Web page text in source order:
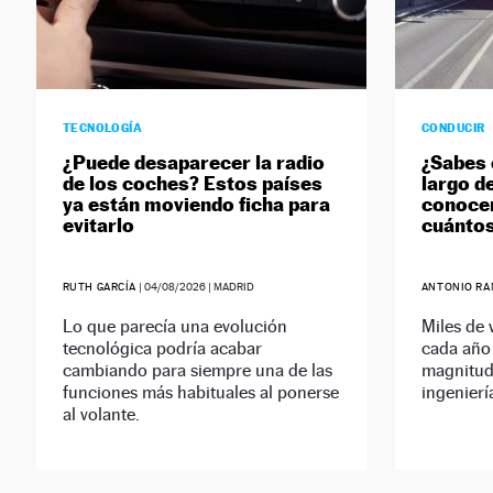
TECNOLOGÍA
¿Puede desaparecer la radio
de los coches? Estos países
ya están moviendo ficha para
evitarlo
RUTH GARCÍA |04/08/2026 | MADRID
Lo que parecía una evolución
tecnológica podría acabar
cambiando para siempre una de las
funciones más habituales al ponerse
al volante.
CONDUCIR
largo
ANTONIO
Miles de
cada